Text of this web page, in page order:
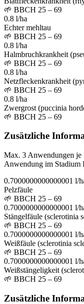
🌱 BBCH 25 – 69
0.8 l/ha
Echter mehltau
🌱 BBCH 25 – 69
0.8 l/ha
Halmbruchkrankheit
🌱 BBCH 25 – 69
0.8 l/ha
Netzfleckenkrankheit
🌱 BBCH 25 – 69
0.8 l/ha
Zwergrost (puccinia
🌱 BBCH 25 – 69
Zusätzliche
Max. 3 Anwendungen
Anwendung im Stadium
0.7000000000000001 l/
Pelzfäule
🌱 BBCH 25 – 69
0.7000000000000001 l/
Stängelfäule (sclerotinia
🌱 BBCH 25 – 69
0.7000000000000001 l/
Weißfäule (sclerotinia
🌱 BBCH 25 – 69
0.7000000000000001 l/
Weißstängeligkeit
🌱 BBCH 25 – 69
Zusätzliche